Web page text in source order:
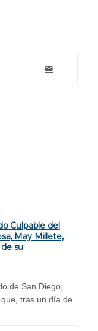
Culpable del
May Millete,
su
de San Diego,
tras un día de